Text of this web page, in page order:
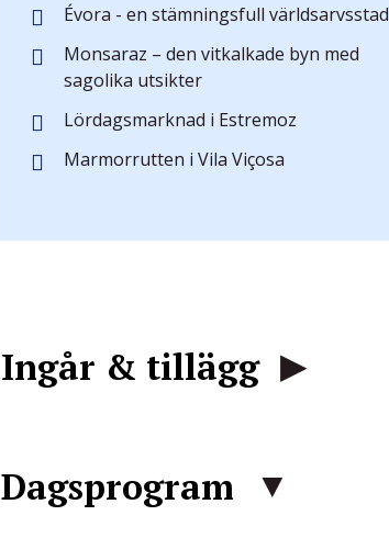
Évora - en stämningsfull världsarvsstad
Monsaraz – den vitkalkade byn med
sagolika utsikter
Lördagsmarknad i Estremoz
Marmorrutten i Vila Viçosa
Ingår & tillägg
Dagsprogram